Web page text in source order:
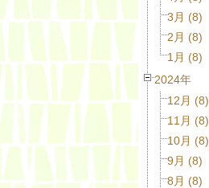
3月 (8)
2月 (8)
1月 (8)
2024年
12月 (8)
11月 (8)
10月 (8)
9月 (8)
8月 (8)